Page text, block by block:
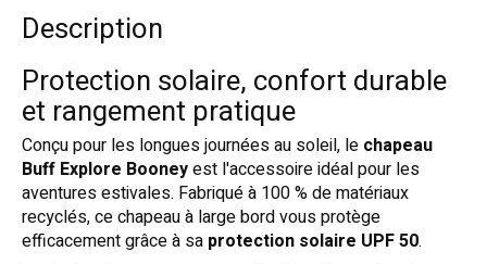
Description
Protection solaire, confort durable
et rangement pratique
Conçu pour les longues journées au soleil, le chapeau
Buff Explore Booneyest l'accessoire idéal pour les
aventures estivales. Fabriqué à 100 % de matériaux
recyclés, ce chapeau à large bord vous protège
efficacement grâce à sa protection solaire UPF 50.